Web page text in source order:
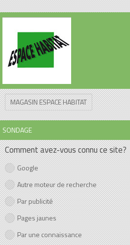
MAGASIN ESPACE HABITAT
SONDAGE
Comment avez-vous connu ce site?
Google
Autre moteur de recherche
Par publicité
Pages jaunes
Par une connaissance